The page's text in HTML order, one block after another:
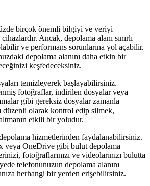
birçok önemli bilgiyi ve veriyi
Ancak, depolama alanı sınırlı
ve performans sorunlarına yol açabilir.
depolama alanını daha etkin bir
keşfedeceksiniz.
temizleyerek başlayabilirsiniz.
fotoğraflar, indirilen dosyalar veya
gibi gereksiz dosyalar zamanla
düzenli olarak kontrol edip silmek,
etkili bir yoludur.
hizmetlerinden faydalanabilirsiniz.
veya OneDrive gibi bulut depolama
fotoğraflarınızı ve videolarınızı bulutta
telefonunuzun depolama alanını
herhangi bir yerden erişebilirsiniz.